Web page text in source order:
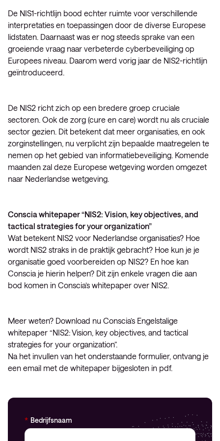
De NIS1-richtlijn bood echter ruimte voor verschillende
interpretaties en toepassingen door de diverse Europese
lidstaten. Daarnaast was er nog steeds sprake van een
groeiende vraag naar verbeterde cyberbeveiliging op
Europees niveau. Daarom werd vorig jaar de NIS2-richtlijn
geïntroduceerd.
De NIS2 richt zich op een bredere groep cruciale
sectoren. Ook de zorg (cure en care) wordt nu als cruciale
sector gezien. Dit betekent dat meer organisaties, en ook
zorginstellingen, nu verplicht zijn bepaalde maatregelen te
nemen op het gebied van informatiebeveiliging. Komende
maanden zal deze Europese wetgeving worden omgezet
naar Nederlandse wetgeving.
Conscia whitepaper “NIS2: Vision, key objectives, and
tactical strategies for your organization”
Wat betekent NIS2 voor Nederlandse organisaties? Hoe
wordt NIS2 straks in de praktijk gebracht? Hoe kun je je
organisatie goed voorbereiden op NIS2? En hoe kan
Conscia je hierin helpen? Dit zijn enkele vragen die aan
bod komen in Conscia’s whitepaper over NIS2.
Meer weten? Download nu Conscia’s Engelstalige
whitepaper “NIS2: Vision, key objectives, and tactical
strategies for your organization”.
Na het invullen van het onderstaande formulier, ontvang je
een email met de whitepaper bijgesloten in pdf.
* Bedrijfsnaam